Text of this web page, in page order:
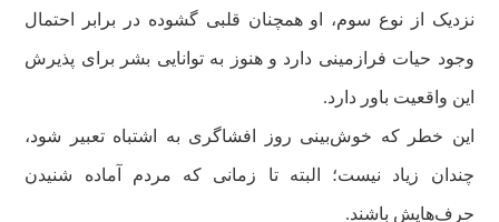
نزدیک از نوع سوم، او همچنان قلبی گشوده در برابر احتمال
وجود حیات فرازمینی دارد و هنوز به توانایی بشر برای پذیرش
این واقعیت باور دارد.
این خطر که خوش‌بینی روز افشاگری به اشتباه تعبیر شود،
چندان زیاد نیست؛ البته تا زمانی که مردم آماده شنیدن
حرف‌هایش باشند.